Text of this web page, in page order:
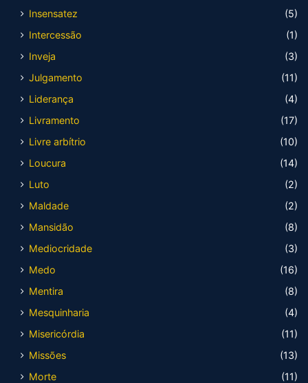
Insensatez
(5)
Intercessão
(1)
Inveja
(3)
Julgamento
(11)
Liderança
(4)
Livramento
(17)
Livre arbítrio
(10)
Loucura
(14)
Luto
(2)
Maldade
(2)
Mansidão
(8)
Mediocridade
(3)
Medo
(16)
Mentira
(8)
Mesquinharia
(4)
Misericórdia
(11)
Missões
(13)
Morte
(11)